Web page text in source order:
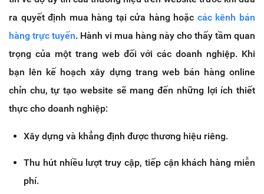
ra quyết định mua hàng tại cửa hàng hoặc các kênh bán
hàng trực tuyến. Hành vi mua hàng này cho thấy tầm quan
trọng của một trang web đối với các doanh nghiệp. Khi
bạn lên kế hoạch xây dựng trang web bán hàng online
chỉn chu, tự tạo website sẽ mang đến những lợi ích thiết
thực cho doanh nghiệp:
Xây dựng và khẳng định được thương hiệu riêng.
Thu hút nhiều lượt truy cập, tiếp cận khách hàng miễn
phí.